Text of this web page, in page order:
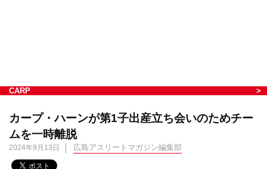
CARP
カープ・ハーンが第1子出産立ち会いのためチー
ムを一時離脱
2024年9月13日 広島アスリートマガジン編集部